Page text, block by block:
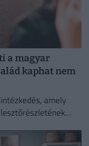
a magyar
kaphat nem
amely